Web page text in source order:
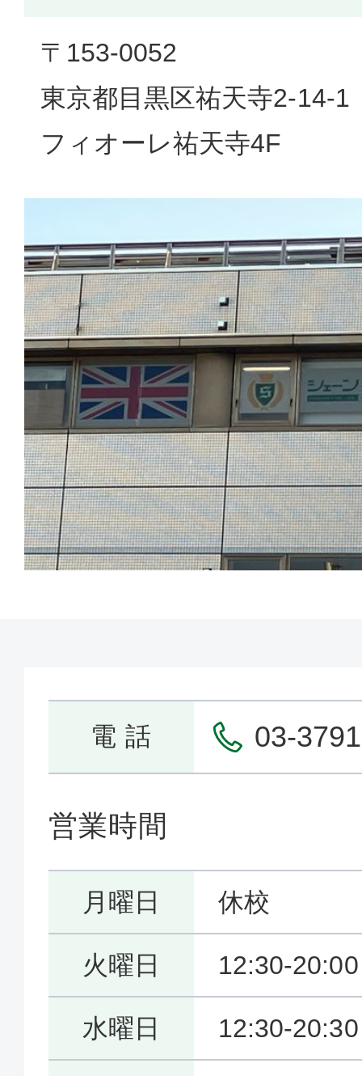
〒153-0052
東京都目黒区祐天寺2-14-1
フィオーレ祐天寺4F
電 話 03-
営業時間
月曜日 休校
火曜日 12:30-20:00
水曜日 12:30-20:30